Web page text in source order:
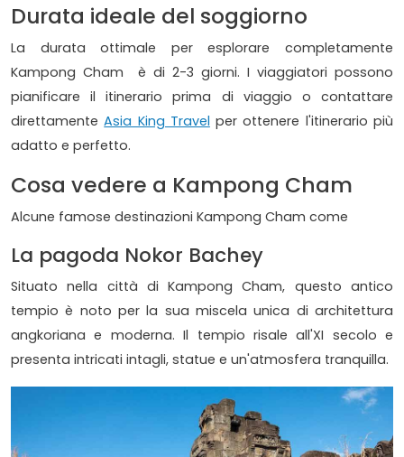
Durata ideale del soggiorno
La durata ottimale per esplorare completamente
Kampong Cham è di 2-3 giorni. I viaggiatori possono
pianificare il itinerario prima di viaggio o contattare
direttamenteAsia King Travel per ottenere l'itinerario più
adatto e perfetto.
Cosa vedere a Kampong Cham
Alcune famose destinazioni Kampong Cham come
La pagoda Nokor Bachey
Situato nella città di Kampong Cham, questo antico
tempio è noto per la sua miscela unica di architettura
angkoriana e moderna. Il tempio risale all'XI secolo e
presenta intricati intagli, statue e un'atmosfera tranquilla.